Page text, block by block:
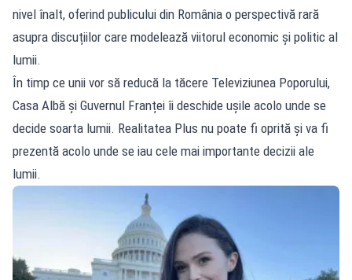
nivel înalt, oferind publicului din România o perspectivă rară
asupra discuțiilor care modelează viitorul economic și politic al
lumii.
În timp ce unii vor să reducă la tăcere Televiziunea Poporului,
Casa Albă și Guvernul Franței îi deschide ușile acolo unde se
decide soarta lumii. Realitatea Plus nu poate fi oprită și va fi
prezentă acolo unde se iau cele mai importante decizii ale
lumii.